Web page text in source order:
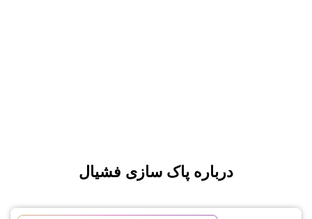
درباره پاک سازی فشیال